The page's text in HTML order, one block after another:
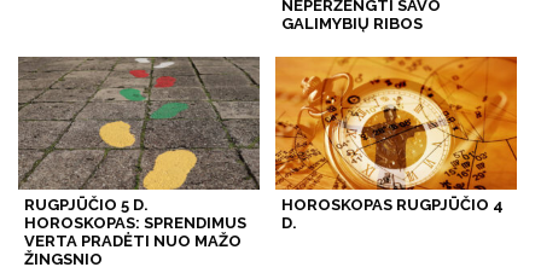
NEPERŽENGTI SAVO
GALIMYBIŲ RIBOS
RUGPJŪČIO 5 D.
HOROSKOPAS: SPRENDIMUS
VERTA PRADĖTI NUO MAŽO
ŽINGSNIO
HOROSKOPAS RUGPJŪČIO 4
D.